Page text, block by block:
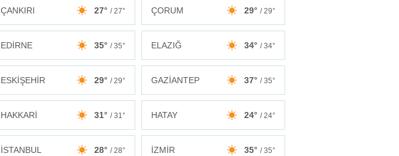
ÇANKIRI 27° / 27° ÇORUM 29° / 29°
EDİRNE 35° / 35° ELAZIĞ 34° / 34°
ESKİŞEHİR 29° / 29° GAZİANTEP 37° / 35°
HAKKARİ 31° / 31° HATAY 24° / 24°
İSTANBUL 28° / 28° İZMİR 35° / 35°